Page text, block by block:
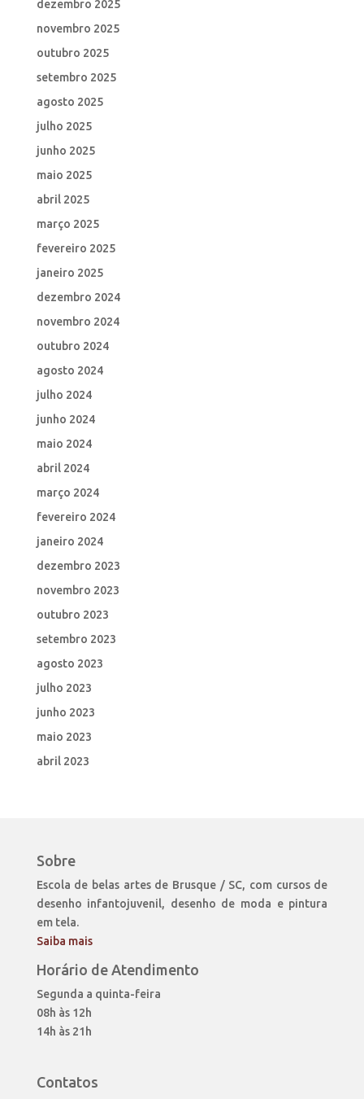
dezembro 2025
novembro 2025
outubro 2025
setembro 2025
agosto 2025
julho 2025
junho 2025
maio 2025
abril 2025
março 2025
fevereiro 2025
janeiro 2025
dezembro 2024
novembro 2024
outubro 2024
agosto 2024
julho 2024
junho 2024
maio 2024
abril 2024
março 2024
fevereiro 2024
janeiro 2024
dezembro 2023
novembro 2023
outubro 2023
setembro 2023
agosto 2023
julho 2023
junho 2023
maio 2023
abril 2023
Sobre
Escola de belas artes de Brusque / SC, com cursos de
desenho infantojuvenil, desenho de moda e pintura
em tela.
Saiba mais
Horário de Atendimento
Segunda a quinta-feira
08h às 12h
14h às 21h
Contatos